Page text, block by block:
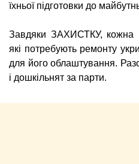
їхньої підготовки до
Завдяки ЗАХИСТКУ, кожна
які потребують ремонту
для його облаштування.
і дошкільнят за парти.